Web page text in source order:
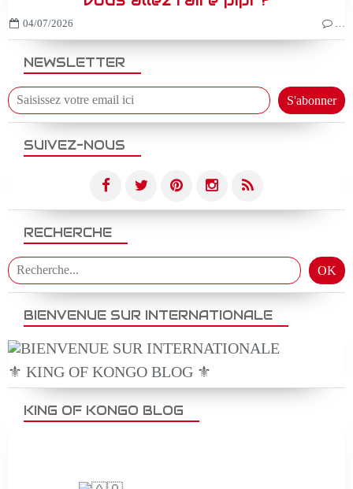
NEWSLETTER
SUIVEZ-NOUS
RECHERCHE
BIENVENUE SUR INTERNATIONALE
⚜️ KING OF KONGO BLOG ⚜️
04/07/2026
KING OF KONGO BLOG